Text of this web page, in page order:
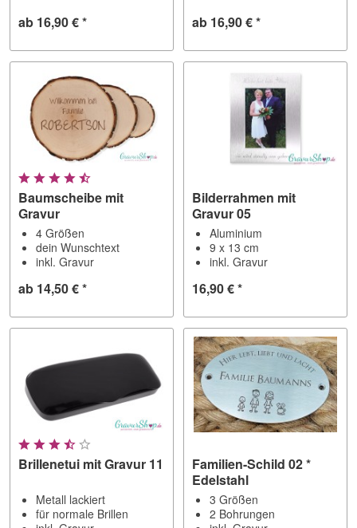
ab 16,90 € * ab 16,90 € *
Baumscheibe mit
Gravur
4 Größen
dein Wunschtext
inkl. Gravur
ab 14,50 € *
Bilderrahmen mit
Gravur 05
Aluminium
9 x 13 cm
inkl. Gravur
16,90 € *
Brillenetui mit Gravur 11
Metall lackiert
für normale Brillen
Familien-Schild 02 *
Edelstahl
3 Größen
2 Bohrungen